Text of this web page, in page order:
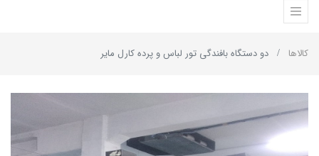
کالاها دو دستگاه بافندگی تور لباس و پرده کارل مایر